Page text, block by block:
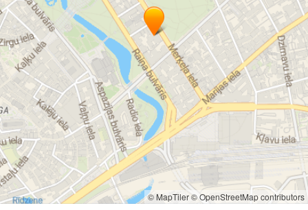
© MapTiler© OpenStreetMap contributors